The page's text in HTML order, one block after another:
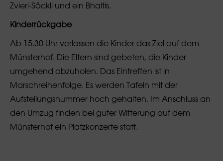
Zvieri-Säckli und ein Bhaltis.
Kinderrückgabe
Ab 15.30 Uhr verlassen die Kinder das Ziel auf dem
Münsterhof. Die Eltern sind gebeten, die Kinder
umgehend abzuholen. Das Eintreffen ist in
Marschreihenfolge. Es werden Tafeln mit der
Aufstellungsnummer hoch gehalten. Im Anschluss an
den Umzug finden bei guter Witterung auf dem
Münsterhof ein Platzkonzerte statt.